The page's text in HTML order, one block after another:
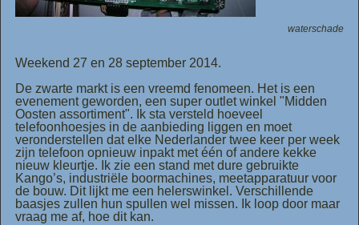
waterschade
Weekend 27 en 28 september 2014.
De zwarte markt is een vreemd fenomeen. Het is een
evenement geworden, een super outlet winkel "Midden
Oosten assortiment". Ik sta versteld hoeveel
telefoonhoesjes in de aanbieding liggen en moet
veronderstellen dat elke Nederlander twee keer per week
zijn telefoon opnieuw inpakt met één of andere kekke
nieuw kleurtje. Ik zie een stand met dure gebruikte
Kango’s, industriële boormachines, meetapparatuur voor
de bouw. Dit lijkt me een helerswinkel. Verschillende
baasjes zullen hun spullen wel missen. Ik loop door maar
vraag me af, hoe dit kan.